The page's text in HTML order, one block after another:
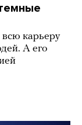
карьеру
А его